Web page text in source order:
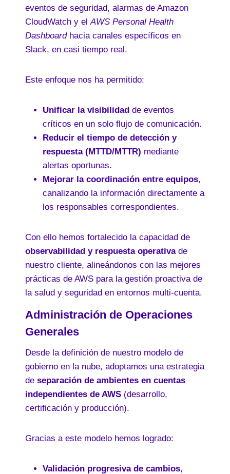
eventos de seguridad, alarmas de Amazon
CloudWatch y elAWS Personal Health
Dashboardhacia canales específicos en
Slack, en casi tiempo real.
Este enfoque nos ha permitido:
Unificar la visibilidad de eventos
críticos en un solo flujo de comunicación.
Reducir el tiempo de detección y
respuesta (MTTD/MTTR) mediante
alertas oportunas.
Mejorar la coordinación entre equipos,
canalizando la información directamente a
los responsables correspondientes.
Con ello hemos fortalecido la capacidad de
observabilidad y respuesta operativa de
nuestro cliente, alineándonos con las mejores
prácticas de AWS para la gestión proactiva de
la salud y seguridad en entornos multi-cuenta.
Administración de Operaciones
Generales
Desde la definición de nuestro modelo de
gobierno en la nube, adoptamos una estrategia
de separación de ambientes en cuentas
independientes de AWS (desarrollo,
certificación y producción).
Gracias a este modelo hemos logrado:
Validación progresiva de cambios,